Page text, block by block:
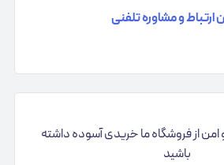
ارتباط و مشاوره تلفنی
امن از فروشگاه ما خریدی آسوده داشته
باشید